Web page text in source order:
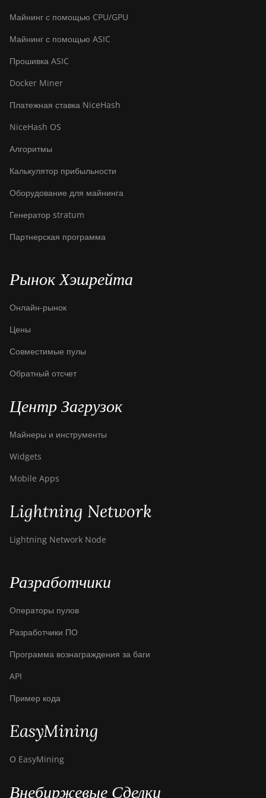
Imm. (442Th)
BITMAIN Antminer S23e
BITMAIN Antminer T19
Hydro (145Th)
BITMAIN Antminer T19
Hydro (158Th)
BITMAIN Antminer T21
Bitdeer SealMiner A2 Pro
Bitdeer SealMiner A3 Air
Bitdeer SealMiner A3 Pro
Bitdeer SealMiner A4 Pro
Bitdeer SealMiner A4 Pro
Bitdeer SealMiner DL1 Air
Bitdeer SealMiner DL1
Canaan Avalon A15XP-
Canaan Avalon A16
Майнинг с помощью CPU/GPU
Майнинг с помощью ASIC
Прошивка ASIC
Docker Miner
Платежная ставка NiceHash
NiceHash OS
Алгоритмы
Калькулятор прибыльности
Оборудование для майнинга
Генератор stratum
Партнерская программа
Рынок Хэшрейта
Онлайн-рынок
Цены
Совместимые пулы
Обратный отсчет
Центр Загрузок
Майнеры и инструменты
Widgets
Mobile Apps
Lightning Network
Lightning Network Node
Разработчики
Операторы пулов
Разработчики ПО
Программа вознаграждения за баги
API
Пример кода
EasyMining
О EasyMining
Внебиржевые Сделки